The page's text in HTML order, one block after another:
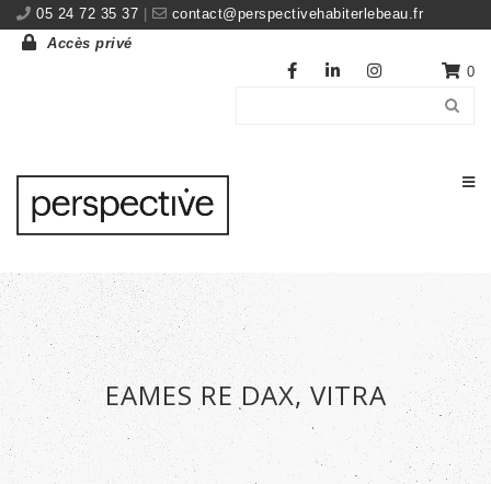
05 24 72 35 37
contact@perspectivehabiterlebeau.fr
Accès privé
0
EAMES RE DAX, VITRA